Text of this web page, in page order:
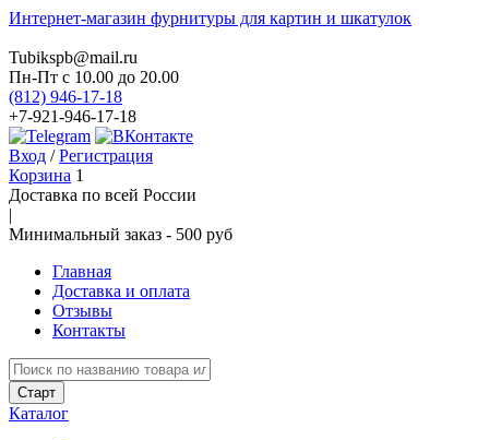
Интернет-магазин фурнитуры для картин и шкатулок
Tubikspb@mail.ru
Пн-Пт с 10.00 до 20.00
(812) 946-17-18
+7-921-946-17-18
Вход /Регистрация
Корзина 1
Доставка по всей России
|
Минимальный закaз - 500 руб
Главная
Доставка и оплата
Отзывы
Контакты
Каталог